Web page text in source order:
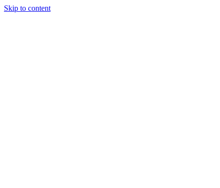
Skip to content